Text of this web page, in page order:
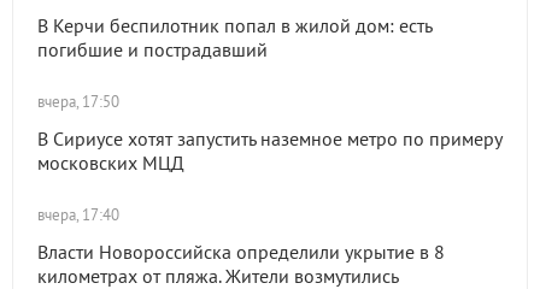
В Керчи беспилотник попал в жилой дом: есть
погибшие и пострадавший
вчера, 17:50
В Сириусе хотят запустить наземное метро по примеру
московских МЦД
вчера, 17:40
Власти Новороссийска определили укрытие в 8
километрах от пляжа. Жители возмутились